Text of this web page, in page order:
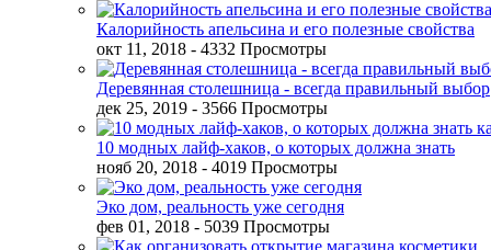
Калорийность апельсина и его полезные свойства
окт 11, 2018 - 4332 Просмотры
Деревянная столешница - всегда правильный выбор
дек 25, 2019 - 3566 Просмотры
10 модных лайф-хаков, о которых должна знать
нояб 20, 2018 - 4019 Просмотры
Эко дом, реальность уже сегодня
фев 01, 2018 - 5039 Просмотры